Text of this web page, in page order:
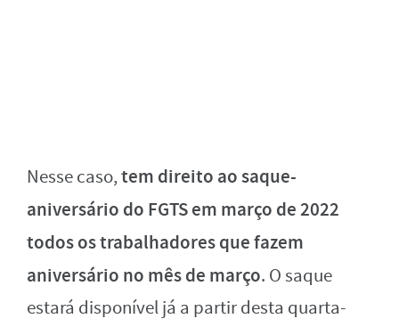
Nesse caso,tem direito ao saque-
aniversário do FGTS em março de 2022
todos os trabalhadores que fazem
aniversário no mês de março. O saque
estará disponível já a partir desta quarta-